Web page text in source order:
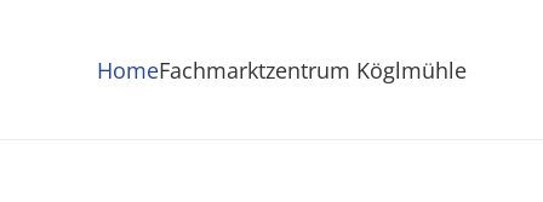
HomeFachmarktzentrum Köglmühle